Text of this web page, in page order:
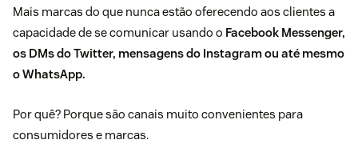
Mais marcas do que nunca estão oferecendo aos clientes a
capacidade de se comunicar usando o Facebook Messenger,
os DMs do Twitter, mensagens do Instagram ou até mesmo
o WhatsApp.
Por quê? Porque são canais muito convenientes para
consumidores e marcas.